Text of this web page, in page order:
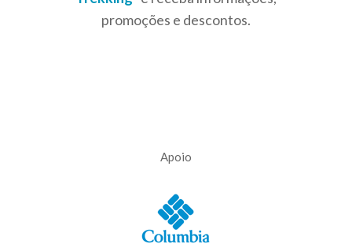
promoções e descontos.
Apoio